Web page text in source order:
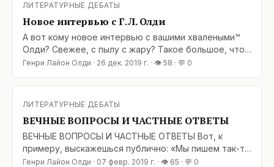
указанный ресурс почему-то заблокирован,
ЛИТЕРАТУРНЫЕ ДЕБАТЫ
Новое интервью с Г. Л. Олди
А вот кому новое интервью с вашими хвалеными™
Олди? Свежее, с пылу с жару? Такое большое, что
аж в двух частях? Бегом по ссылкам: Часть 1:
knigi-v-god-12-25 Часть 2: https://telegra.ph/O-knigah-
указанный ресурс почему-то заблокирован,
Генри Лайон Олди · 26 дек. 2019 г. · 👁 58 · 💬 0
ЛИТЕРАТУРНЫЕ ДЕБАТЫ
ВЕЧНЫЕ ВОПРОСЫ И ЧАСТНЫЕ ОТВЕТЫ
ВЕЧНЫЕ ВОПРОСЫ И ЧАСТНЫЕ ОТВЕТЫ Вот, к
примеру, выскажешься публично: «Мы пишем так-то
и сяк-то, пользуемся такими-то приемами и сякими-
Генри Лайон Олди · 07 февр. 2019 г. · 👁 65 · 💬 0